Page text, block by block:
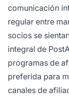
comunicación
regular entre
socios se
integral de
programas de
preferida para
canales de